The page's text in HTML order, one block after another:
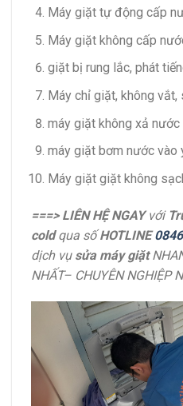
Máy giặt tự động cấp
Máy giặt không cấp
giặt bị rung lắc, phát
Máy chỉ giặt, không
máy giặt không xả nước
máy giặt bơm nước vào
Máy giặt giặt không
===> LIÊN HỆ NGAYvới
coldqua sốHOTLINE
dịch vụ sửa máy giặt
NHẤT– CHUYÊN NGHIỆP